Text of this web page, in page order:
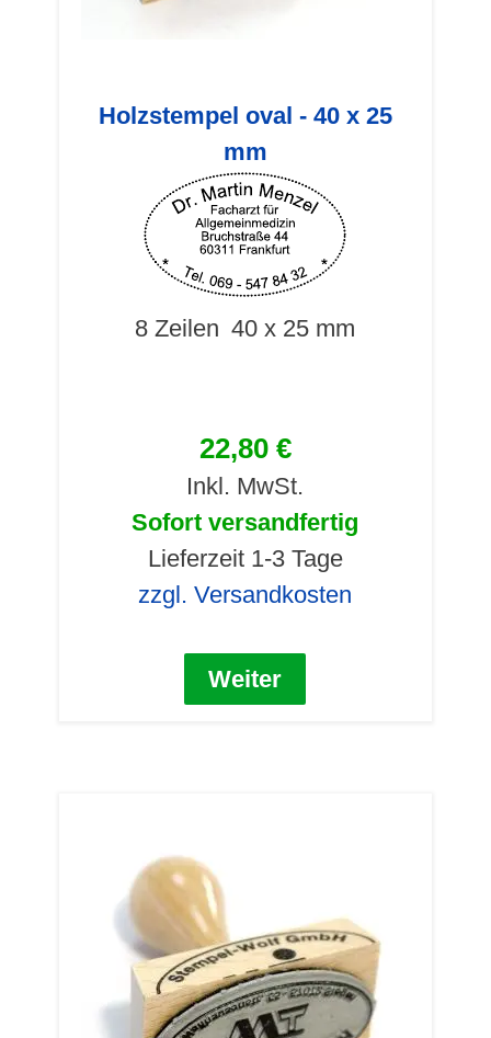
Holzstempel oval - 40 x 25
mm
8 Zeilen 40 x 25 mm
22,80 €
Inkl. MwSt.
Sofort versandfertig
Lieferzeit 1-3 Tage
zzgl. Versandkosten
Weiter